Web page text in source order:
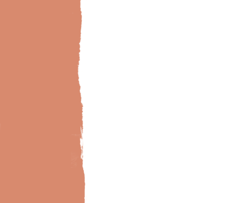
Bild-Brillux_0006_BX_Creativ-Floc-Wellness